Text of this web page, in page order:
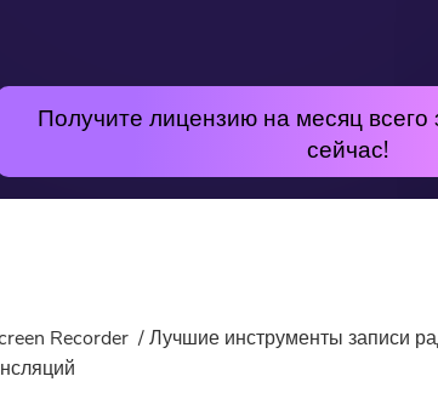
Получите лицензию на месяц всего
сейчас!
Популярные
Recorder
Лучшие инструменты записи